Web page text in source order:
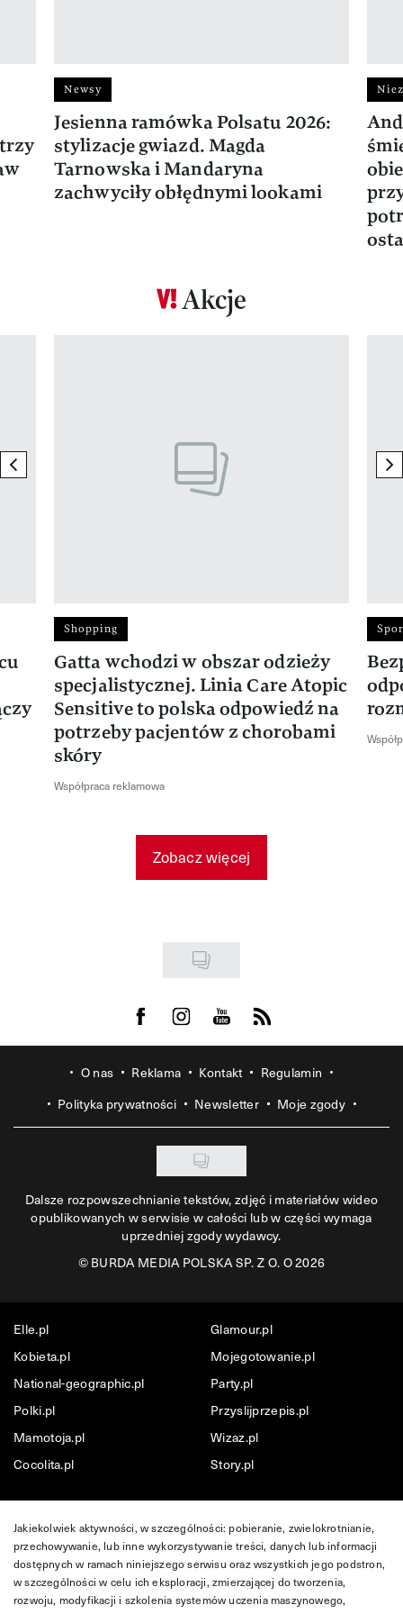
Newsy
Jesienna ramówka Polsatu 2026:
stylizacje gwiazd. Magda
Tarnowska i Mandaryna
zachwyciły obłędnymi lookami
Akcje
previous element
Shopping
Gatta wchodzi w obszar odzieży
specjalistycznej. Linia Care Atopic
Sensitive to polska odpowiedź na
potrzeby pacjentów z chorobami
skóry
Współpraca reklamowa
Zobacz więcej
Visit us on Facebook
Visit us on Instagram
Visit us on Youtube
Visit us on Rss
O nas Reklama Kontakt
Regulamin
Polityka prywatności
Newsletter Moje zgody
Dalsze rozpowszechnianie tekstów, zdjęć i materiałów wideo
opublikowanych w serwisie w całości lub w części wymaga
uprzedniej zgody wydawcy.
©BURDA MEDIA POLSKA SP. Z O. O 2026
Elle.pl
Glamour.pl
Kobieta.pl
Mojegotowanie.pl
National-geographic.pl
Party.pl
Polki.pl
Przyslijprzepis.pl
Mamotoja.pl
Wizaz.pl
Cocolita.pl
Story.pl
Jakiekolwiek aktywności, w szczególności: pobieranie, zwielokrotnianie,
przechowywanie, lub inne wykorzystywanie treści, danych lub informacji
dostępnych w ramach niniejszego serwisu oraz wszystkich jego podstron,
w szczególności w celu ich eksploracji, zmierzającej do tworzenia,
rozwoju, modyfikacji i szkolenia systemów uczenia maszynowego,